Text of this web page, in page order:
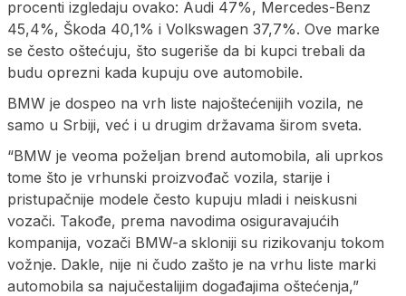
procenti izgledaju ovako: Audi 47%, Mercedes-Benz
45,4%, Škoda 40,1% i Volkswagen 37,7%. Ove marke
se često oštećuju, što sugeriše da bi kupci trebali da
budu oprezni kada kupuju ove automobile.
BMW je dospeo na vrh liste najoštećenijih vozila, ne
samo u Srbiji, već i u drugim državama širom sveta.
“BMW je veoma poželjan brend automobila, ali uprkos
tome što je vrhunski proizvođač vozila, starije i
pristupačnije modele često kupuju mladi i neiskusni
vozači. Takođe, prema navodima osiguravajućih
kompanija, vozači BMW-a skloniji su rizikovanju tokom
vožnje. Dakle, nije ni čudo zašto je na vrhu liste marki
automobila sa najučestalijim događajima oštećenja,”